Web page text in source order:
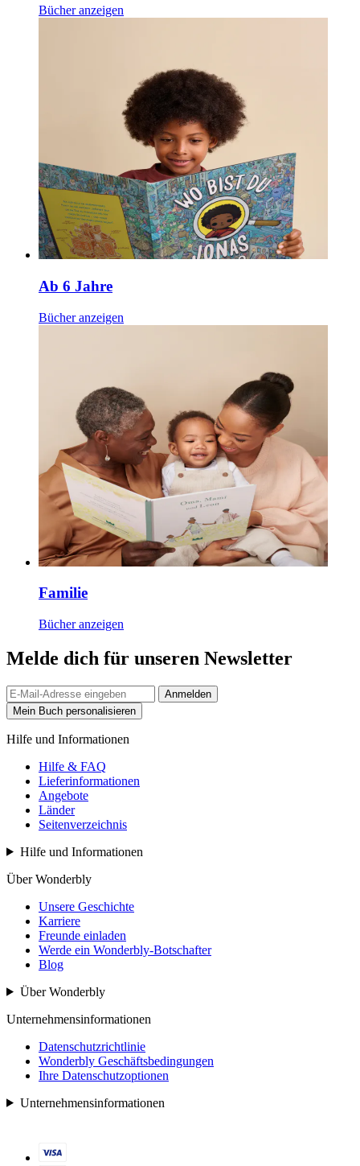
Bücher anzeigen
Ab 6 Jahre
Bücher anzeigen
Familie
Bücher anzeigen
Melde dich für unseren Newsletter
Anmelden
Mein Buch personalisieren
Hilfe und Informationen
Hilfe & FAQ
Lieferinformationen
Angebote
Länder
Seitenverzeichnis
Hilfe und Informationen
Über Wonderbly
Unsere Geschichte
Karriere
Freunde einladen
Werde ein Wonderbly-Botschafter
Blog
Über Wonderbly
Unternehmensinformationen
Datenschutzrichtlinie
Wonderbly Geschäftsbedingungen
Ihre Datenschutzoptionen
Unternehmensinformationen